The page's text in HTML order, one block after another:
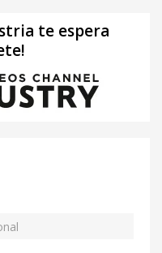
te espera